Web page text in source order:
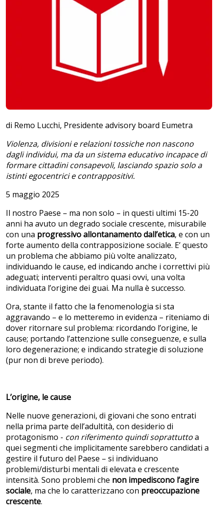
di Remo Lucchi, Presidente advisory board Eumetra
Violenza, divisioni e relazioni tossiche non nascono
dagli individui, ma da un sistema educativo incapace di
formare cittadini consapevoli, lasciando spazio solo a
istinti egocentrici e contrappositivi.
5 maggio 2025
Il nostro Paese – ma non solo – in questi ultimi 15-20
anni ha avuto un degrado sociale crescente, misurabile
con una progressivo allontanamento dall’etica, e con un
forte aumento della contrapposizione sociale. E’ questo
un problema che abbiamo più volte analizzato,
individuando le cause, ed indicando anche i correttivi più
adeguati; interventi peraltro quasi ovvi, una volta
individuata l’origine dei guai. Ma nulla è successo.
Ora, stante il fatto che la fenomenologia si sta
aggravando – e lo metteremo in evidenza – riteniamo di
dover ritornare sul problema: ricordando l’origine, le
cause; portando l’attenzione sulle conseguenze, e sulla
loro degenerazione; e indicando strategie di soluzione
(pur non di breve periodo).
L’origine, le cause
Nelle nuove generazioni, di giovani che sono entrati
nella prima parte dell’adultità, con desiderio di
protagonismo - con riferimento quindi soprattuttoa
quei segmenti che implicitamente sarebbero candidati a
gestire il futuro del Paese – si individuano
problemi/disturbi mentali di elevata e crescente
intensità. Sono problemi che non impediscono l’agire
sociale, ma che lo caratterizzano con preoccupazione
crescente.